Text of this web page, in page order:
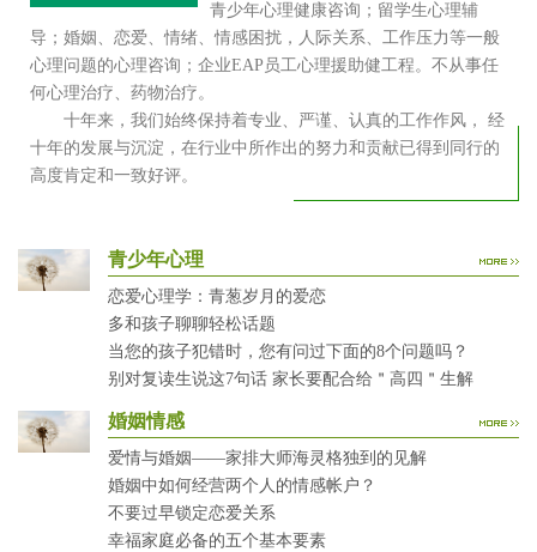
青少年心理健康咨询；留学生心理辅
导；婚姻、恋爱、情绪、情感困扰，人际关系、工作压力等一般
心理问题的心理咨询；企业EAP员工心理援助健工程。不从事任
何心理治疗、药物治疗。
十年来，我们始终保持着专业、严谨、认真的工作作风， 经
十年的发展与沉淀，在行业中所作出的努力和贡献已得到同行的
高度肯定和一致好评。
青少年心理
恋爱心理学：青葱岁月的爱恋
多和孩子聊聊轻松话题
当您的孩子犯错时，您有问过下面的8个问题吗？
别对复读生说这7句话 家长要配合给＂高四＂生解
婚姻情感
爱情与婚姻——家排大师海灵格独到的见解
婚姻中如何经营两个人的情感帐户？
不要过早锁定恋爱关系
幸福家庭必备的五个基本要素